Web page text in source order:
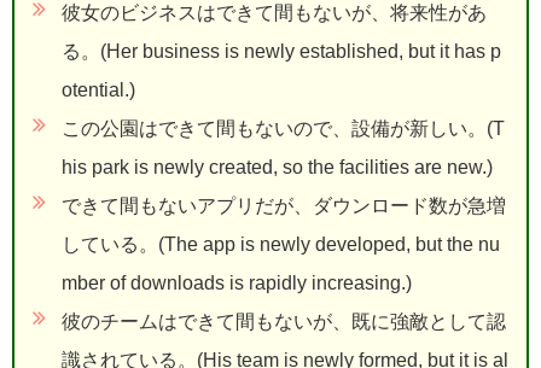
彼女のビジネスはできて間もないが、将来性があ
る。(Her business is newly established, but it has p
otential.)
この公園はできて間もないので、設備が新しい。(T
his park is newly created, so the facilities are new.)
できて間もないアプリだが、ダウンロード数が急増
している。(The app is newly developed, but the nu
mber of downloads is rapidly increasing.)
彼のチームはできて間もないが、既に強敵として認
識されている。(His team is newly formed, but it is al